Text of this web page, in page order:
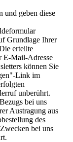
und geben diese
Grundlage Ihrer
erteilte
E-Mail-Adresse
können Sie
Link im
unberührt.
bei uns
Austragung aus
des
bei uns